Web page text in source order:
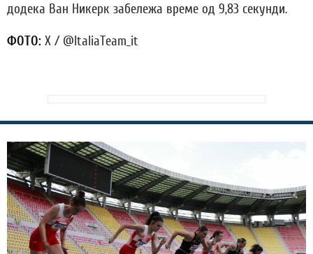
додека Ван Никерк забележа време од 9,83 секунди.
ФОТО: X / @ItaliaTeam_it